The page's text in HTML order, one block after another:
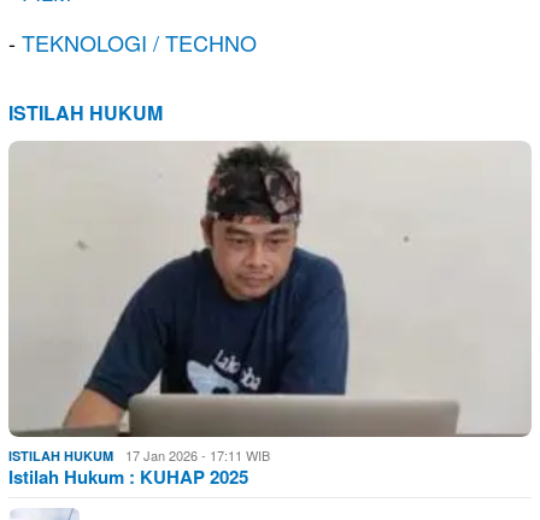
-TEKNOLOGI / TECHNO
ISTILAH HUKUM
ISTILAH HUKUM 17 Jan 2026 - 17:11 WIB
Istilah Hukum : KUHAP 2025